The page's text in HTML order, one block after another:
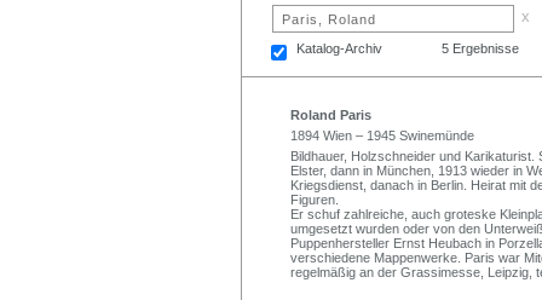
x
Katalog-Archiv 5 Ergebnisse
Roland Paris
1894 Wien – 1945 Swinemünde
Bildhauer, Holzschneider und Karikaturist.
Elster, dann in München, 1913 wieder in
Kriegsdienst, danach in Berlin. Heirat mit
Figuren.
Er schuf zahlreiche, auch groteske
umgesetzt wurden oder von den
Puppenhersteller Ernst Heubach in
verschiedene Mappenwerke. Paris war
regelmäßig an der Grassimesse, Leipzig,